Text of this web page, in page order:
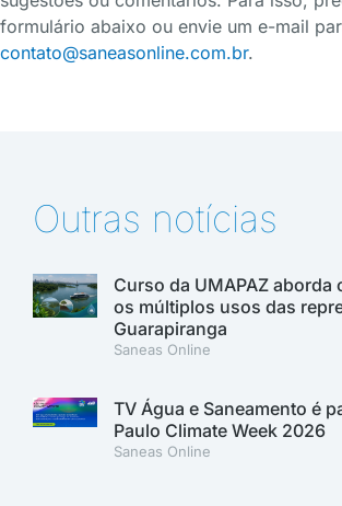
formulário abaixo ou envie um e-mail
contato@saneasonline.com.br.
Outras notícias
Curso da UMAPAZ aborda
os múltiplos usos das
Guarapiranga
Saneas Online
TV Água e Saneamento é
Paulo Climate Week 2026
Saneas Online